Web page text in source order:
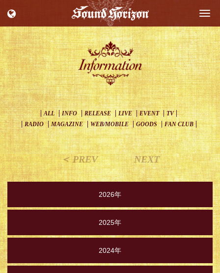
ALL INFO RELEASE LIVE EVENT
TV
RADIO
MAGAZINE WEB/MOBILE GOODS FAN CLUB
＜ PREV NEXT
2026年
2025年
2024年